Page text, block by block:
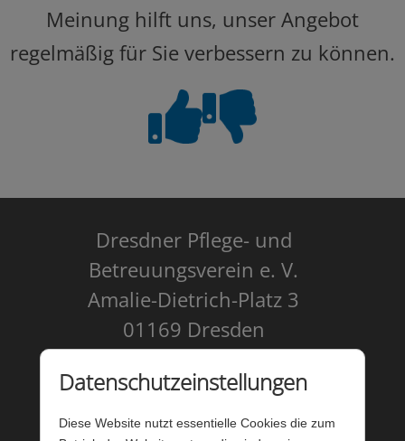
Meinung hilft uns, unser Angebot
regelmäßig für Sie verbessern zu können.
Dresdner Pflege- und
Betreuungsverein e. V.
Amalie-Dietrich-Platz 3
01169 Dresden
Kontakt
Datenschutzeinstellungen
Diese Website nutzt essentielle Cookies die zum